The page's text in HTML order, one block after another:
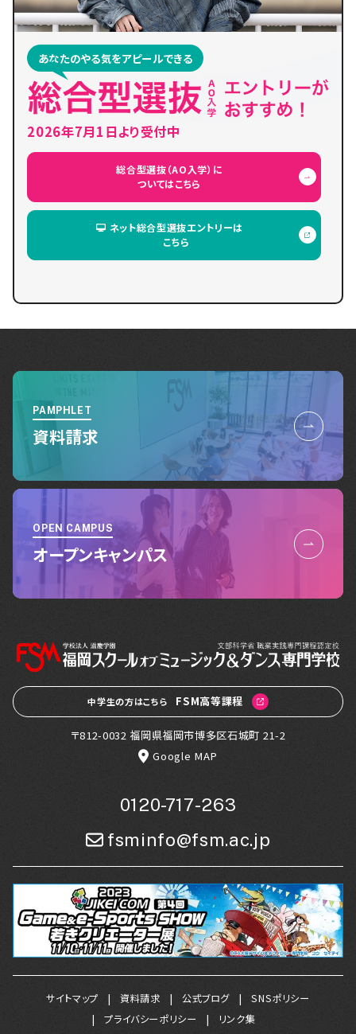
あなたのやる気をアピールできる
2026年7月1日より受付中
総合型選抜（AO入学）に
ついてはこちら
ネット総合型選抜エントリーは
こちら
PAMPHLET
資料請求
OPEN CAMPUS
オープンキャンパス
中学生の方はこちら FSM高等課程
〒812-0032 福岡県福岡市博多区石城町 21-2
Google MAP
0120-717-263
fsminfo@fsm.ac.jp
サイトマップ 資料請求 公式ブログ
SNSポリシー
プライバシーポリシー
リンク集